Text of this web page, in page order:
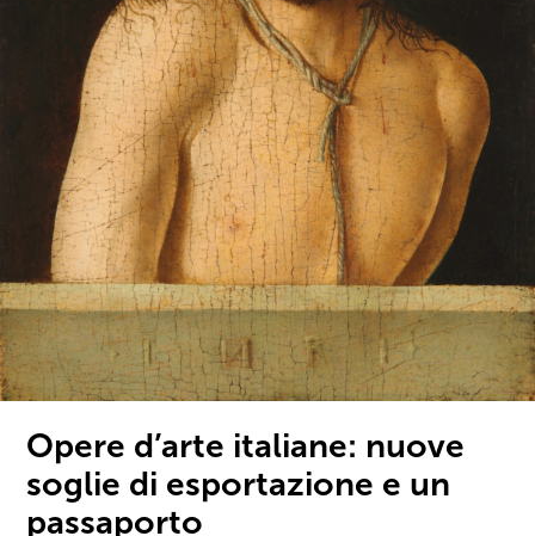
Opere d’arte italiane: nuove
soglie di esportazione e un
passaporto